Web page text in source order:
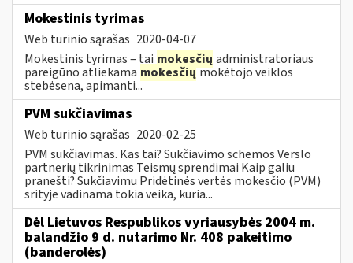
Mokestinis tyrimas
Web turinio sąrašas 2020-04-07
Mokestinis tyrimas – tai mokesčių administratoriaus
pareigūno atliekama mokesčiųmokėtojo veiklos
stebėsena, apimanti...
PVM sukčiavimas
Web turinio sąrašas 2020-02-25
PVM sukčiavimas. Kas tai? Sukčiavimo schemos Verslo
partnerių tikrinimas Teismų sprendimai Kaip galiu
pranešti? Sukčiavimu Pridėtinės vertės mokesčio (PVM)
srityje vadinama tokia veika, kuria...
Dėl Lietuvos Respublikos vyriausybės 2004 m.
balandžio 9 d. nutarimo Nr. 408 pakeitimo
(banderolės)